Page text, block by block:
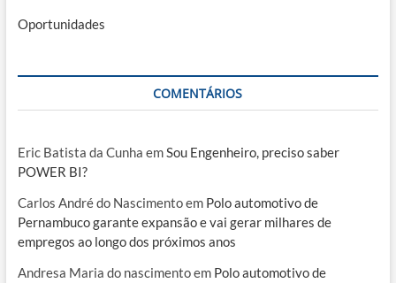
Oportunidades
COMENTÁRIOS
Eric Batista da Cunha emSou Engenheiro, preciso saber
POWER BI?
Carlos André do Nascimentoem Polo automotivo de
Pernambuco garante expansão e vai gerar milhares de
empregos ao longo dos próximos anos
Andresa Maria do nascimentoem Polo automotivo de